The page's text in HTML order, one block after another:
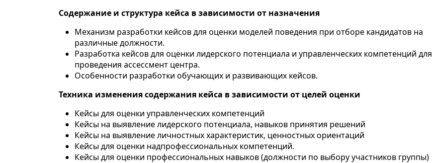
Содержание и структура кейса в зависимости от назначения
Механизм разработки кейсов для оценки моделей поведения при отборе кандидатов на
различные должности.
Разработка кейсов для оценки лидерского потенциала и управленческих компетенций для
проведения ассессмент центра.
Особенности разработки обучающих и развивающих кейсов.
Техника изменения содержания кейса в зависимости от целей оценки
Кейсы для оценки управленческих компетенций
Кейсы на выявление лидерского потенциала, навыков принятия решений
Кейсы на выявление личностных характеристик, ценностных ориентаций
Кейсы для оценки надпрофессиональных компетенций.
Кейсы для оценки профессиональных навыков (должности по выбору участников группы)